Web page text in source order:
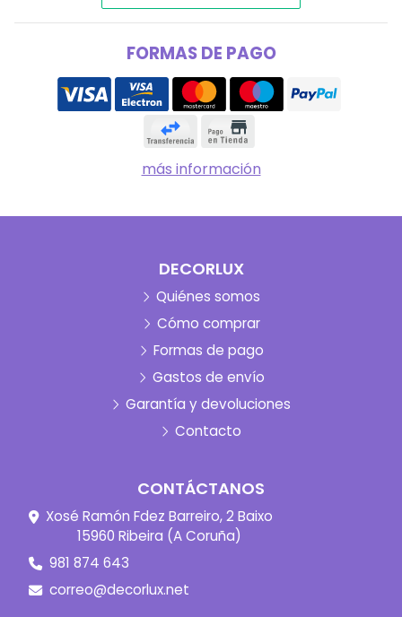
FORMAS DE PAGO
más información
DECORLUX
Quiénes somos
Cómo comprar
Formas de pago
Gastos de envío
Garantía y devoluciones
Contacto
CONTÁCTANOS
Xosé Ramón Fdez Barreiro, 2 Baixo
15960 Ribeira (A Coruña)
981 874 643
correo@decorlux.net